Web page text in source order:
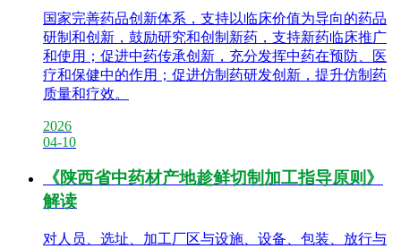
国家完善药品创新体系，支持以临床价值为导向的药品
研制和创新，鼓励研究和创制新药，支持新药临床推广
和使用；促进中药传承创新，充分发挥中药在预防、医
疗和保健中的作用；促进仿制药研发创新，提升仿制药
质量和疗效。
2026
04-10
《陕西省中药材产地趁鲜切制加工指导原则》
解读
对人员、选址、加工厂区与设施、设备、包装、放行与